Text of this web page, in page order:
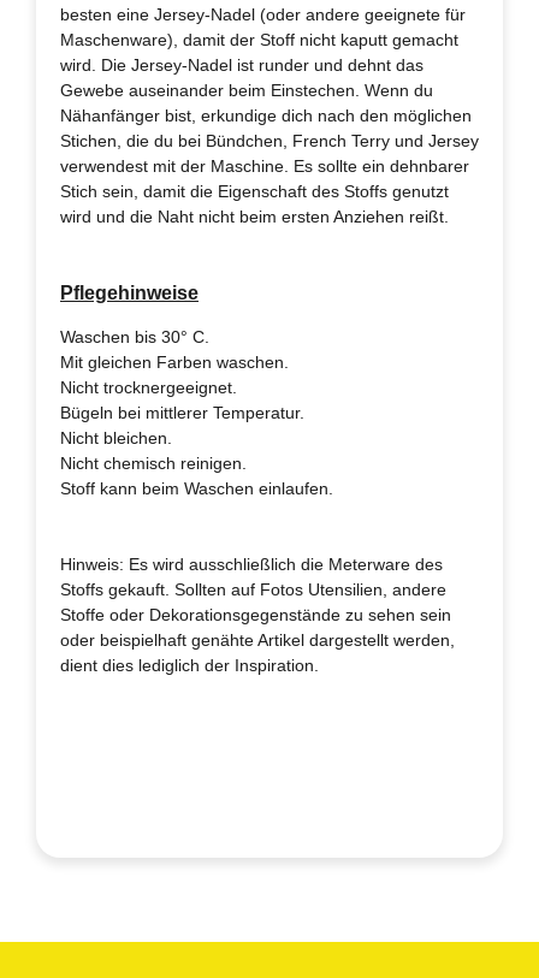
besten eine Jersey-Nadel (oder andere geeignete für
Maschenware), damit der Stoff nicht kaputt gemacht
wird. Die Jersey-Nadel ist runder und dehnt das
Gewebe auseinander beim Einstechen. Wenn du
Nähanfänger bist, erkundige dich nach den möglichen
Stichen, die du bei Bündchen, French Terry und Jersey
verwendest mit der Maschine. Es sollte ein dehnbarer
Stich sein, damit die Eigenschaft des Stoffs genutzt
wird und die Naht nicht beim ersten Anziehen reißt.
Pflegehinweise
Waschen bis 30° C.
Mit gleichen Farben waschen.
Nicht trocknergeeignet.
Bügeln bei mittlerer Temperatur.
Nicht bleichen.
Nicht chemisch reinigen.
Stoff kann beim Waschen einlaufen.
Hinweis: Es wird ausschließlich die Meterware des
Stoffs gekauft. Sollten auf Fotos Utensilien, andere
Stoffe oder Dekorationsgegenstände zu sehen sein
oder beispielhaft genähte Artikel dargestellt werden,
dient dies lediglich der Inspiration.